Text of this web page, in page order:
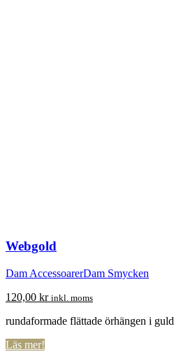
Webgold
Dam AccessoarerDam Smycken
120,00 kr inkl. moms
rundaformade flättade örhängen i guld
Läs mer!